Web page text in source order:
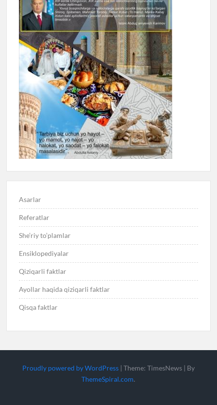
Asarlar
Referatlar
She’riy to’plamlar
Ensiklopediyalar
Qiziqarli faktlar
Ayollar haqida qiziqarli faktlar
Qisqa faktlar
Proudly powered by WordPress | Theme: TimesNews | By
ThemeSpiral.com.